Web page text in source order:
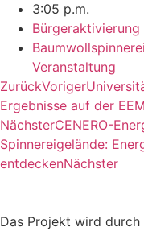
3:05 p.m.
Bürgeraktivierung
Baumwollspinnerei
Veranstaltung
ZurückVoriger
Ergebnisse auf der
NächsterCENERO-
Spinnereigelände:
entdeckenNächster
Das Projekt wird durch